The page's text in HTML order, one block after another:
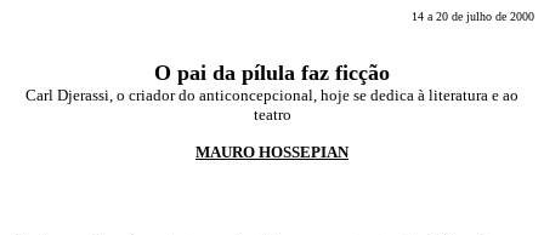
14 a 20 de julho de 2000
O pai da pílula faz ficção
Carl Djerassi, o criador do anticoncepcional, hoje se dedica à literatura e ao
teatro
MAURO HOSSEPIAN